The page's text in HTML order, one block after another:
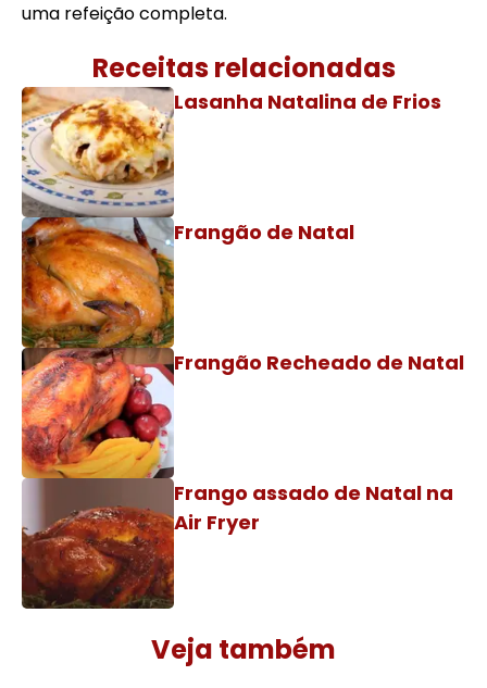
uma refeição completa.
Receitas relacionadas
Lasanha Natalina de Frios
Frangão de Natal
Frangão Recheado de Natal
Frango assado de Natal na
Air Fryer
Veja também